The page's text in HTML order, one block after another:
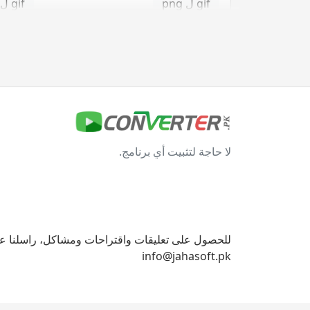
gif ل png gif ل svg
jpg محول
jpg ل bmp
jpg ل gif
لا حاجة لتثبيت أي برنامج.
للحصول على تعليقات واقتراحات ومشاكل، راسلنا
info@jahasoft.pk